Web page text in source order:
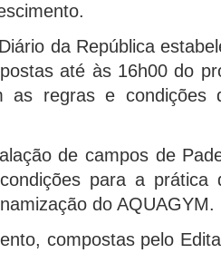
da República
até às 16h00 do
as regras e condições
de campos de
para a prática
do AQUAGYM.
compostas pelo